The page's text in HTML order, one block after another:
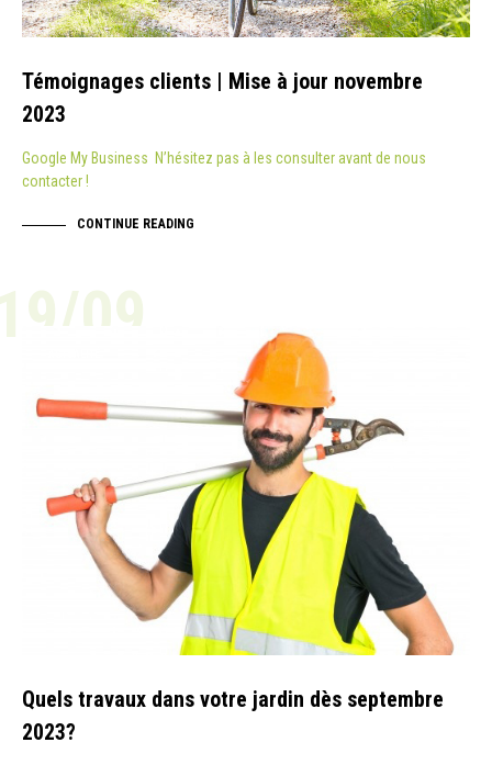
Témoignages clients | Mise à jour novembre
2023
Google My Business N’hésitez pas à les consulter avant de nous
contacter !
CONTINUE READING
09
Quels travaux dans votre jardin dès septembre
2023?